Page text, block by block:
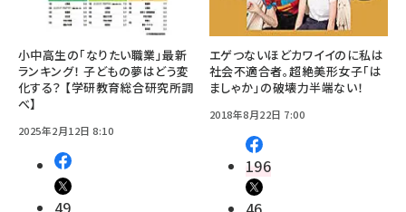
小中高生の「なりたい職業」最新
ランキング！ 子どもの夢はどう変
化する？ 【学研教育総合研究所調
べ】
2025年2月12日 8:10
49
エゲつないほどカワイイのに私は
社会不適合者。超絶美形女子「は
ましゃか」の破壊力半端ない！
2018年8月22日 7:00
196